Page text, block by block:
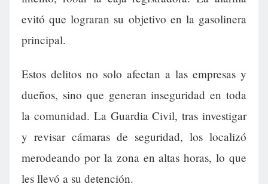
evitó que lograran su objetivo en la gasolinera
principal.
Estos delitos no solo afectan a las empresas y
dueños, sino que generan inseguridad en toda
la comunidad. La Guardia Civil, tras investigar
y revisar cámaras de seguridad, los localizó
merodeando por la zona en altas horas, lo que
les llevó a su detención.